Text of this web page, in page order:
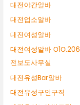
대전야간알바
대전업소알바
대전여성알바
대전여성알바
전보도사무실
대전유성Bar알바
대전유성구인구직